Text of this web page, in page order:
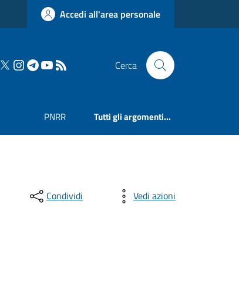
Accedi all'area personale
Cerca
PNRR Tutti gli argomenti...
Condividi Vedi azioni